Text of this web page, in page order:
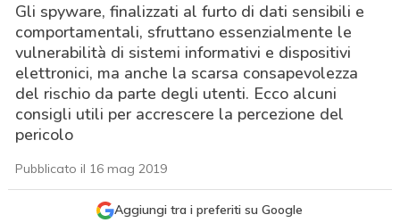
Gli spyware, finalizzati al furto di dati sensibili e
comportamentali, sfruttano essenzialmente le
vulnerabilità di sistemi informativi e dispositivi
elettronici, ma anche la scarsa consapevolezza
del rischio da parte degli utenti. Ecco alcuni
consigli utili per accrescere la percezione del
pericolo
Pubblicato il 16 mag 2019
Aggiungi tra i preferiti su Google